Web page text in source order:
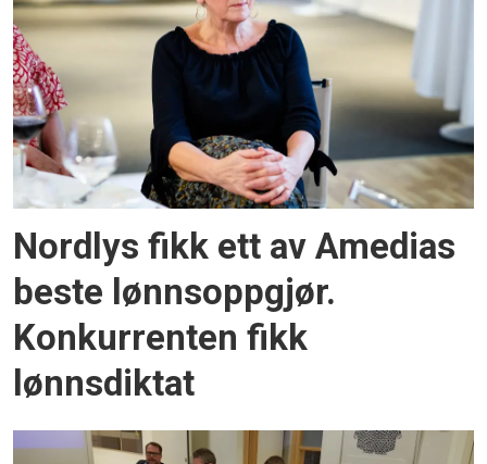
Nordlys fikk ett av Amedias
beste lønnsoppgjør.
Konkurrenten fikk
lønnsdiktat